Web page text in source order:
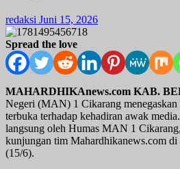
redaksi Juni 15, 2026
Spread the love
MAHARDHIKAnews.com KAB.
Negeri (MAN) 1 Cikarang
terbuka terhadap kehadiran awak
langsung oleh Humas MAN 1
kunjungan tim Mahardhikanews.com di
(15/6).